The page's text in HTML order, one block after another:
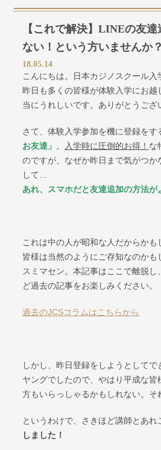
【これで解決】LINEの友
ない！という方いませんか？
18.05.14
こんにちは。日本カジノスクール入
昨日も多くの皆様が体験入学にお越
当にうれしいです。ありがとうござ
さて、体験入学参加を機に登録をす
お友達」 。 入学時に圧倒的お得！ な
のですが、なぜか昨日まで気がつか
して…
あれ、スマホだと友達追加の方法が
これは中の人が昭和な人だからかも
皆様は当然のようにご存知なのかも
スミマセン。本記事はここで離脱し
ど過去の記事をお楽しみください。
過去のJCSコラムはこちらから
しかし、昨日登録をしようとしてで
ヤングでしたので、やはり平成な皆
方もいらっしゃるかもしれない。そ
というわけで、さきほど講師とあれ
しました！